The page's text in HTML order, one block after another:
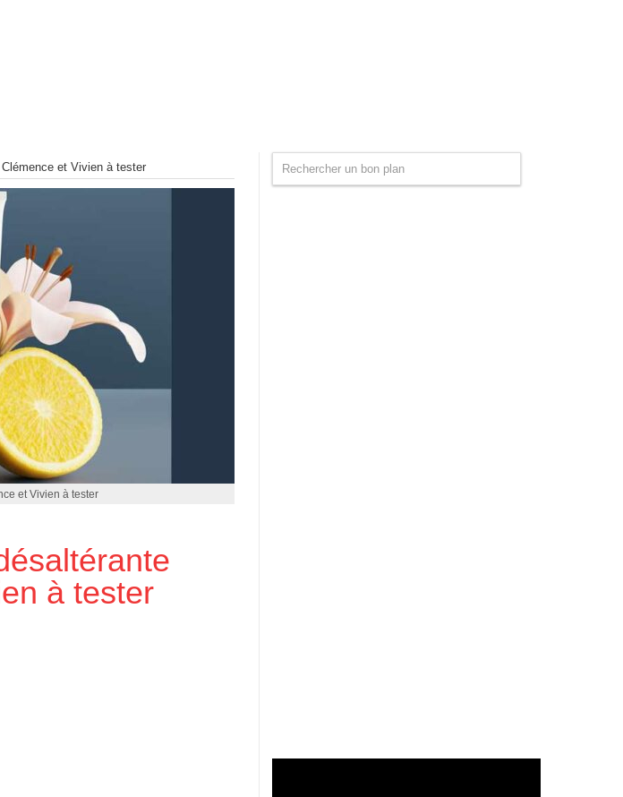
et Vivien à tester
et Vivien à tester
à tester